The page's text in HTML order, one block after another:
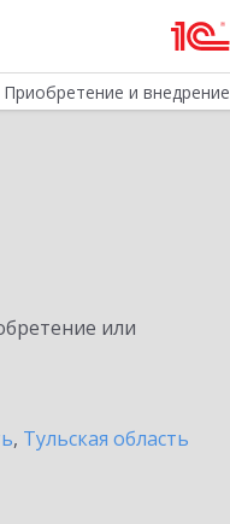
Приобретение и внедрение
или
, Тульская область